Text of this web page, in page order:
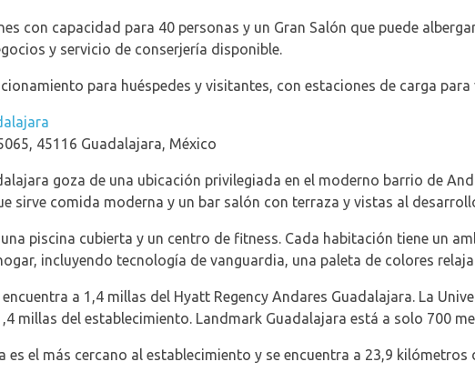
con capacidad para 40 personas y un Gran Salón que puede
y servicio de conserjería disponible.
para huéspedes y visitantes, con estaciones de carga
45116 Guadalajara, México
goza de una ubicación privilegiada en el moderno barrio de
sirve comida moderna y un bar salón con terraza y vistas al
piscina cubierta y un centro de fitness. Cada habitación tiene un
incluyendo tecnología de vanguardia, una paleta de colores
a 1,4 millas del Hyatt Regency Andares Guadalajara. La
millas del establecimiento. Landmark Guadalajara está a solo 700
es el más cercano al establecimiento y se encuentra a 23,9 kilómetros